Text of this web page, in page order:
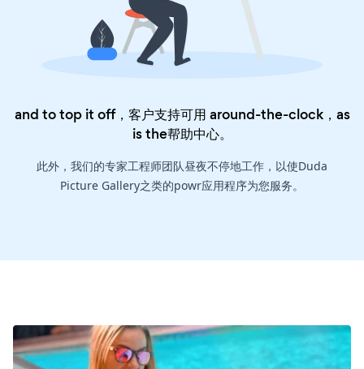
and to top it off，客户支持可用 around-the-clock，as
is the帮助中心。
此外，我们的专家工程师团队昼夜不停地工作，以使Duda
Picture Gallery之类的powr应用程序为您服务。